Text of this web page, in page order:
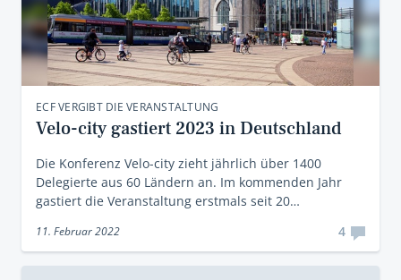
ECF VERGIBT DIE VERANSTALTUNG
Velo-city gastiert 2023 in Deutschland
Die Konferenz Velo-city zieht jährlich über 1400
Delegierte aus 60 Ländern an. Im kommenden Jahr
gastiert die Veranstaltung erstmals seit 20…
11. Februar 2022 4